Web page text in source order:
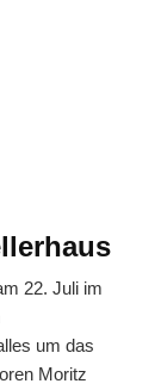
22. Juli im
um das
Moritz